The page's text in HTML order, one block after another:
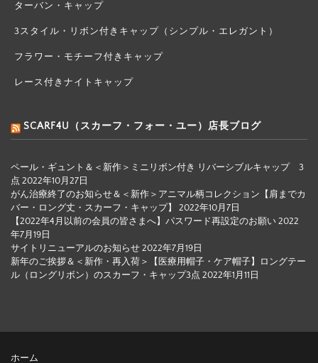
ターバン・キャップ
3スタイル・リボン付きキャップ（シンプル・エレガント）
フラワー・モチーフ付きキャップ
レース付きナイトキャップ
SCARF4U（スカーフ・フォー・ユー）店長ブログ
ペール・ギュント＆＜新作＞ミニリボン付き リバーシブルキャップ 3
点 2022年10月27日
がん治療終了のお知らせ＆＜新作＞アニマル柄コレクション【肩までカ
バー・ロング丈・スカーフ・キャップ】
2022年10月7日
【2022年4月以前の会員の皆さまへ】パスワード再設定のお願い 2022
年7月19日
サイトリニューアルのお知らせ 2022年7月19日
新年のご挨拶＆＜新作・再入荷＞【医療用帽子・ケア帽子】ロングテー
ル（ロングリボン）のスカーフ・キャップ3点 2022年1月11日
ホーム